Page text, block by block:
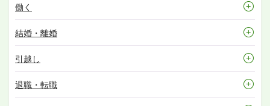
働く
結婚・離婚
引越し
退職・転職